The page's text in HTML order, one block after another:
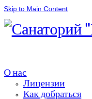
Skip to Main Content
О нас
Лицензии
Как добраться